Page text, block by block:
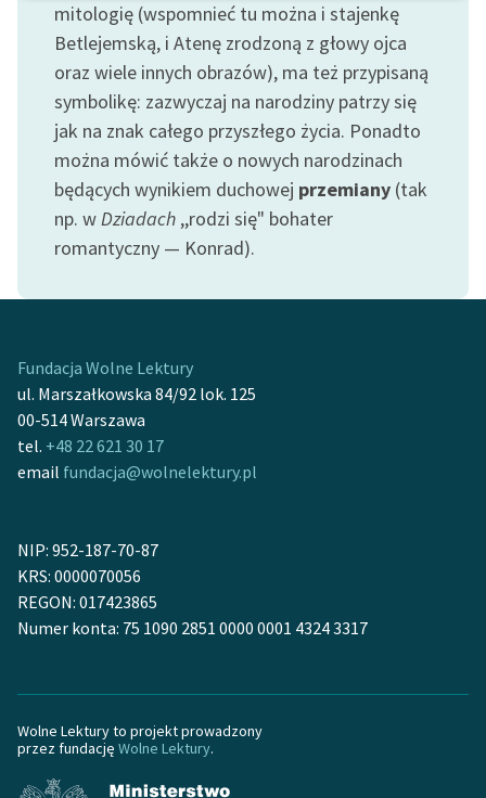
niepełnosprawnościami
E-kolekcja lektur
szkolnych i literatury do
słuchania dla uczennic i
uczniów z
niepełnosprawnościami
Feministyczne inspiracje.
Popularyzacja
skandynawskiej literatury
Kolekcje edukacyjne
twórców przechodzących
do domeny publicznej,
lektur szkolnych oraz
Starego Testamentu
Szkoła Poezji Wolnych
Lektur
O nas
O projekcie
Zespół
mitologię (wspomnieć tu można i stajenkę
Betlejemską, i Atenę zrodzoną z głowy ojca
oraz wiele innych obrazów), ma też przypisaną
symbolikę: zazwyczaj na narodziny patrzy się
jak na znak całego przyszłego życia. Ponadto
można mówić także o nowych narodzinach
będących wynikiem duchowej przemiany (tak
np. wDziadach ,,rodzi się" bohater
romantyczny — Konrad).
Fundacja Wolne Lektury
ul. Marszałkowska 84/92 lok. 125
00-514 Warszawa
tel. +48 22 621 30 17
email fundacja@wolnelektury.pl
NIP: 952-187-70-87
KRS: 0000070056
REGON: 017423865
Numer konta: 75 1090 2851 0000 0001 4324 3317
Wolne Lektury to projekt prowadzony
przez fundację Wolne Lektury.